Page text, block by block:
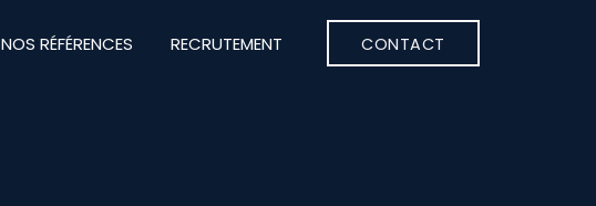
NOS RÉFÉRENCES RECRUTEMENT CONTACT